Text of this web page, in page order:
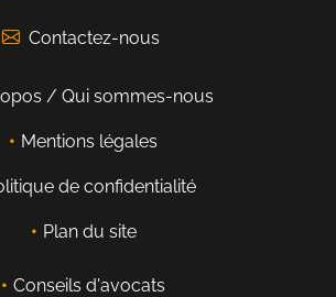
Contactez-nous
/ Qui sommes-nous
Mentions légales
de confidentialité
Plan du site
Conseils d'avocats